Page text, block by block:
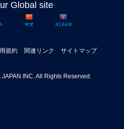
Global site
規約 関連リンク サイトマップ
INC. All Rights Reserved.